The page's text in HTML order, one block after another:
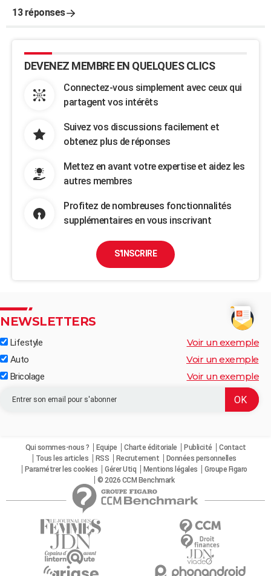
13 réponses
DEVENEZ MEMBRE EN QUELQUES CLICS
Connectez-vous simplement avec ceux qui
partagent vos intérêts
Suivez vos discussions facilement et
obtenez plus de réponses
Mettez en avant votre expertise et aidez les
autres membres
Profitez de nombreuses fonctionnalités
supplémentaires en vous inscrivant
S'INSCRIRE
NEWSLETTERS
Lifestyle Voir un exemple
Auto Voir un exemple
Bricolage Voir un exemple
Qui sommes-nous ? Equipe Charte éditoriale Publicité
Contact
Tous les articles
RSS Recrutement
Données personnelles
Paramétrer les cookies
Gérer Utiq Mentions légales
Groupe Figaro
© 2026 CCM Benchmark